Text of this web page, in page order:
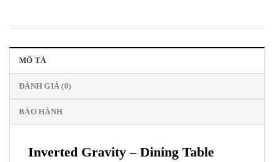
MÔ TẢ
ĐÁNH GIÁ (0)
BẢO HÀNH
Inverted Gravity – Dining Table